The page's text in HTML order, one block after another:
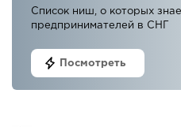
Список ниш, о которых
предпринимателей в СНГ
Посмотреть